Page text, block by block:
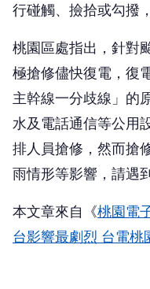
行碰觸、撿拾或勾撥
桃園區處指出，針對
極搶修儘快復電，復
主幹線一分歧線」的
水及電話通信等公用
排人員搶修，然而搶
雨情形等影響，請遇
本文章來自《桃園電
台影響最劇烈 台電桃